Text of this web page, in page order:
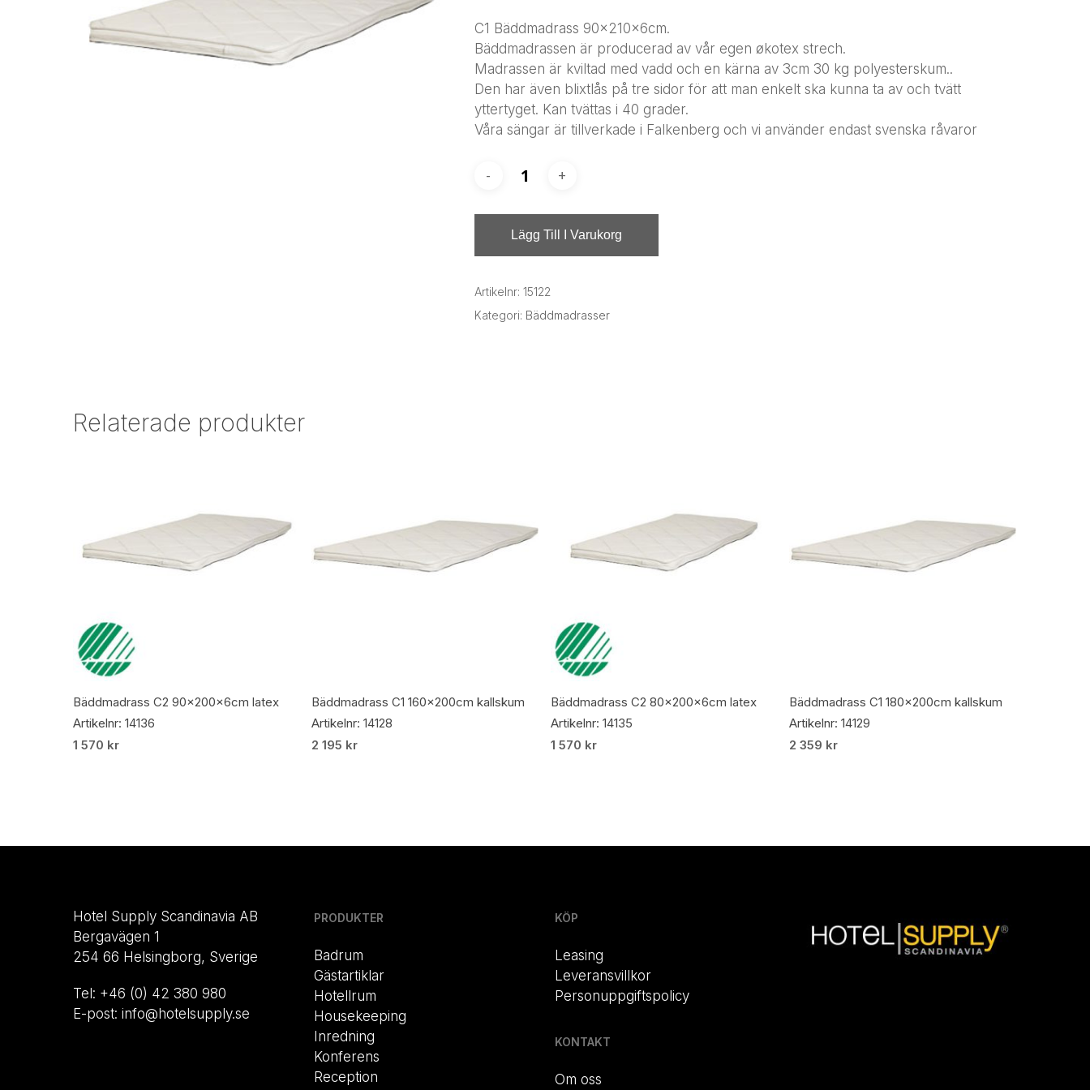
C1 Bäddmadrass 90x210x6cm.
Bäddmadrassen är producerad av vår egen økotex strech.
Madrassen är kviltad med vadd och en kärna av 3cm 30 kg polyesterskum..
Den har även blixtlås på tre sidor för att man enkelt ska kunna ta av och tvätt
yttertyget. Kan tvättas i 40 grader.
Våra sängar är tillverkade i Falkenberg och vi använder endast svenska råvaror
Lägg Till I Varukorg
Artikelnr: 15122
Kategori: Bäddmadrasser
Relaterade produkter
Lägg Till I Varukorg
Bäddmadrass C2 90x200x6cm latex
Artikelnr: 14136
1 570 kr
Lägg Till I Varukorg
Bäddmadrass C1 160x200cm kallskum
Artikelnr: 14128
2 195 kr
Lägg Till I Varukorg
Bäddmadrass C2 80x200x6cm latex
Artikelnr: 14135
1 570 kr
Lägg Till I Varukorg
Bäddmadrass C1 180x200cm kallskum
Artikelnr: 14129
2 359 kr
Hotel Supply Scandinavia AB
Bergavägen 1
254 66 Helsingborg, Sverige
Tel: +46 (0) 42 380 980
E-post: info@hotelsupply.se
PRODUKTER
Badrum
Gästartiklar
Hotellrum
Housekeeping
Inredning
Konferens
Reception
KÖP
Leasing
Leveransvillkor
Personuppgiftspolicy
KONTAKT
Om oss